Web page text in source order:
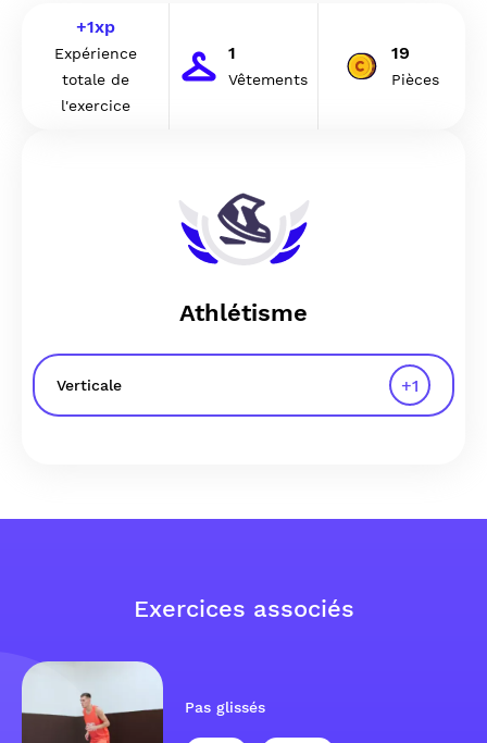
+1xp
Expérience
totale de
l'exercice
1
Vêtements
19
Pièces
Athlétisme
Verticale +1
Exercices associés
Pas glissés